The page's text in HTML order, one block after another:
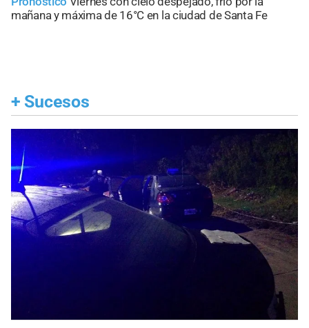
mañana y máxima de 16°C en la ciudad de Santa Fe
+ Sucesos